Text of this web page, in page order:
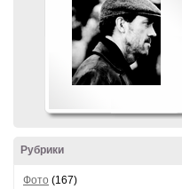
Рубрики
Фото (167)